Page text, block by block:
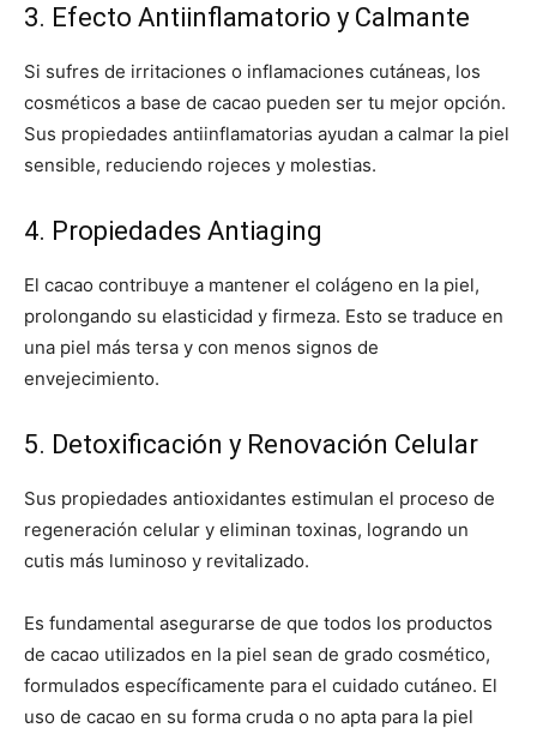
3. Efecto Antiinflamatorio y Calmante
Si sufres de irritaciones o inflamaciones cutáneas, los
cosméticos a base de cacao pueden ser tu mejor opción.
Sus propiedades antiinflamatorias ayudan a calmar la piel
sensible, reduciendo rojeces y molestias.
4. Propiedades Antiaging
El cacao contribuye a mantener el colágeno en la piel,
prolongando su elasticidad y firmeza. Esto se traduce en
una piel más tersa y con menos signos de
envejecimiento.
5. Detoxificación y Renovación Celular
Sus propiedades antioxidantes estimulan el proceso de
regeneración celular y eliminan toxinas, logrando un
cutis más luminoso y revitalizado.
Es fundamental asegurarse de que todos los productos
de cacao utilizados en la piel sean de grado cosmético,
formulados específicamente para el cuidado cutáneo. El
uso de cacao en su forma cruda o no apta para la piel